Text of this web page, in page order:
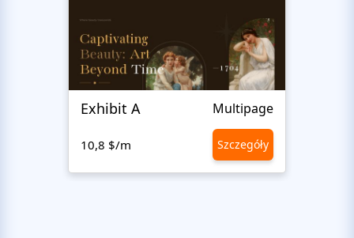
Exhibit A Multipage
10,8 $/m Szczegóły